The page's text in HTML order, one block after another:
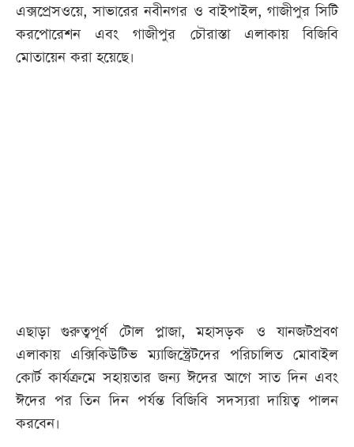
এক্সপ্রেসওয়ে, সাভারের নবীনগর ও বাইপাইল, গাজীপুর সিটি
করপোরেশন এবং গাজীপুর চৌরাস্তা এলাকায় বিজিবি
মোতায়েন করা হয়েছে।
এছাড়া গুরুত্বপূর্ণ টোল প্লাজা, মহাসড়ক ও যানজটপ্রবণ
এলাকায় এক্সিকিউটিভ ম্যাজিস্ট্রেটদের পরিচালিত মোবাইল
কোর্ট কার্যক্রমে সহায়তার জন্য ঈদের আগে সাত দিন এবং
ঈদের পর তিন দিন পর্যন্ত বিজিবি সদস্যরা দায়িত্ব পালন
করবেন।